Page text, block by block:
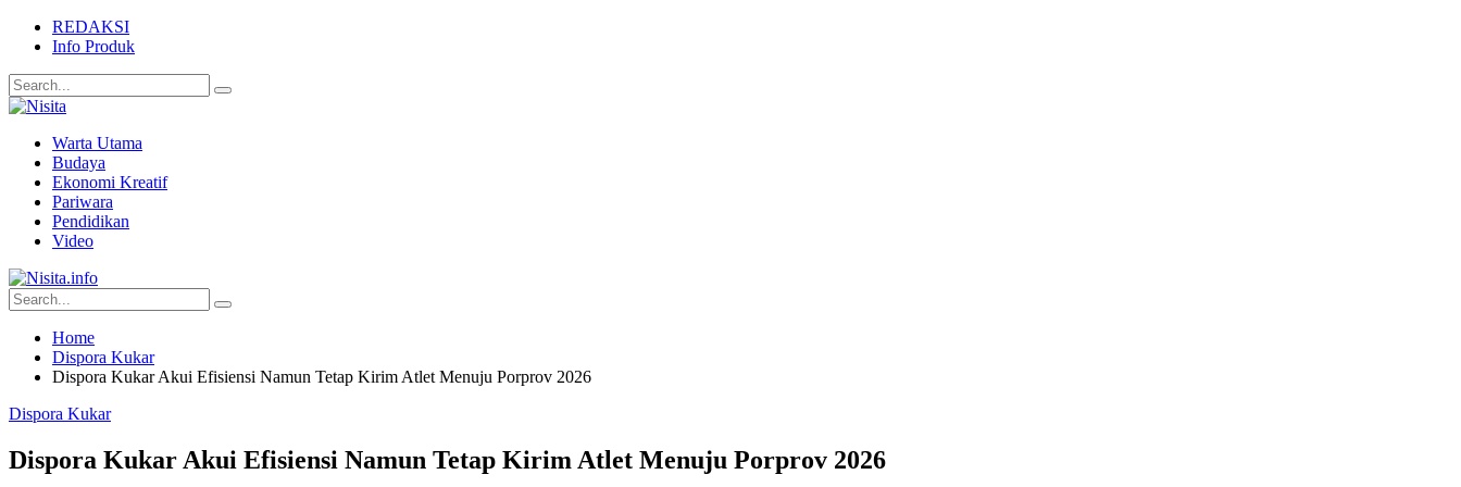
REDAKSI
Info Produk
Warta Utama
Budaya
Ekonomi Kreatif
Pariwara
Pendidikan
Video
Home
Dispora Kukar
Dispora Kukar Akui Efisiensi Namun Tetap Kirim Atlet Menuju Porprov 2026
Dispora Kukar
Dispora Kukar Akui Efisiensi Namun Tetap Kirim Atlet Menuju Porprov 2026